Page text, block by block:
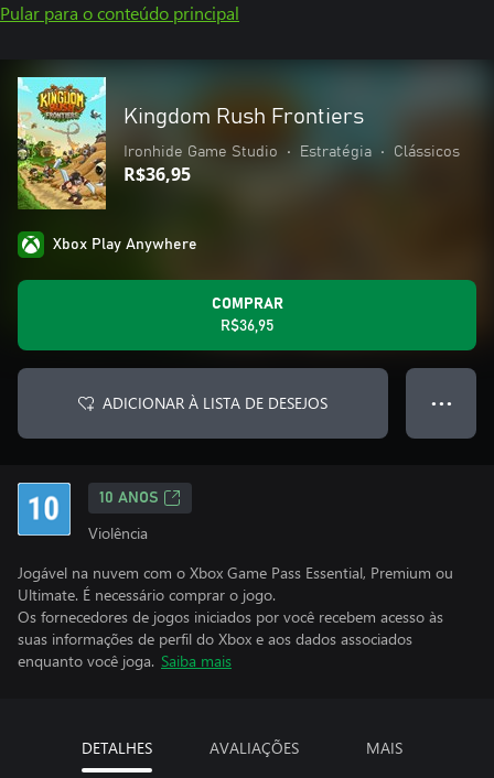
Pular para o conteúdo principal
Kingdom Rush Frontiers
Ironhide Game Studio • Estratégia • Clássicos
R$36,95
Xbox Play Anywhere
COMPRAR
R$36,95
ADICIONAR À LISTA DE DESEJOS ● ● ●
10 ANOS
Violência
Jogável na nuvem com o Xbox Game Pass Essential, Premium ou
Ultimate. É necessário comprar o jogo.
Os fornecedores de jogos iniciados por você recebem acesso às
suas informações de perfil do Xbox e aos dados associados
enquanto você joga. Saiba mais
DETALHES AVALIAÇÕES MAIS